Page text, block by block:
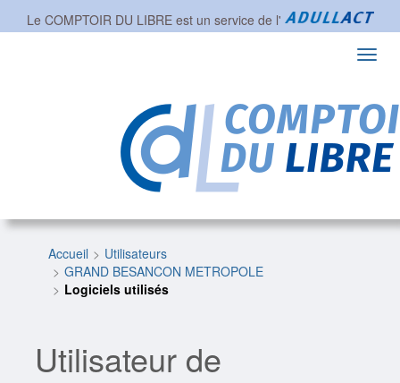
Le COMPTOIR DU LIBRE est un service de l'
Accueil
Utilisateurs
GRAND BESANCON METROPOLE
Logiciels utilisés
Utilisateur de